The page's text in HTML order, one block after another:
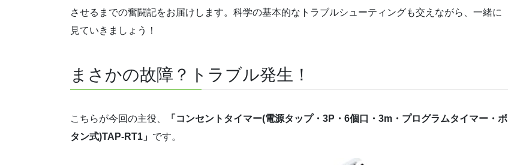
させるまでの奮闘記をお届けします。科学の基本的なトラブルシューティングも交えながら、一緒に
見ていきましょう！
まさかの故障？トラブル発生！
こちらが今回の主役、
「コンセントタイマー(電源タップ・3P・6個口・3m・プログラムタイマー・ボ
タン式)TAP-RT1」 です。